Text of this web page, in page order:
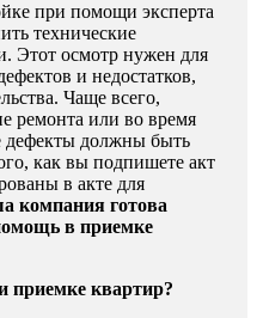
при помощи эксперта
технические
Этот осмотр нужен для
и недостатков,
Чаще всего,
ремонта или во время
дефекты должны быть
как вы подпишете акт
в акте для
компания готова
в приемке
приемке квартир?